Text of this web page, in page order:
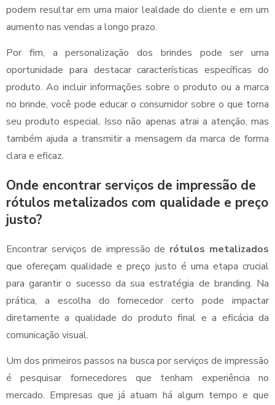
podem resultar em uma maior lealdade do cliente e em um
aumento nas vendas a longo prazo.
Por fim, a personalização dos brindes pode ser uma
oportunidade para destacar características específicas do
produto. Ao incluir informações sobre o produto ou a marca
no brinde, você pode educar o consumidor sobre o que torna
seu produto especial. Isso não apenas atrai a atenção, mas
também ajuda a transmitir a mensagem da marca de forma
clara e eficaz.
Onde encontrar serviços de impressão de
rótulos metalizados com qualidade e preço
justo?
Encontrar serviços de impressão de rótulos metalizados
que ofereçam qualidade e preço justo é uma etapa crucial
para garantir o sucesso da sua estratégia de branding. Na
prática, a escolha do fornecedor certo pode impactar
diretamente a qualidade do produto final e a eficácia da
comunicação visual.
Um dos primeiros passos na busca por serviços de impressão
é pesquisar fornecedores que tenham experiência no
mercado. Empresas que já atuam há algum tempo e que